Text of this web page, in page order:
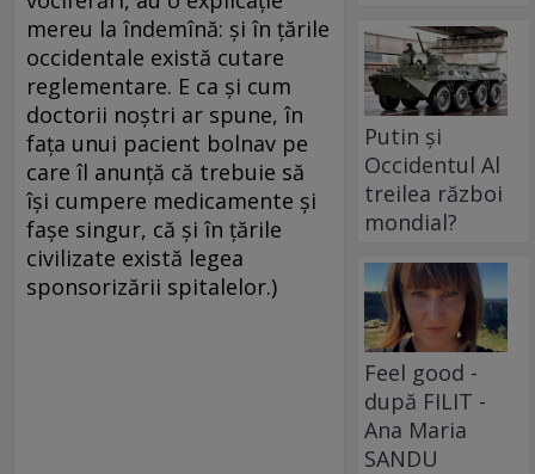
mereu la îndemînă: şi în ţările
occidentale există cutare
reglementare. E ca şi cum
doctorii noştri ar spune, în
faţa unui pacient bolnav pe
care îl anunţă că trebuie să
îşi cumpere medicamente şi
faşe singur, că şi în ţările
civilizate există legea
sponsorizării spitalelor.)
Putin și
Occidentul Al
treilea război
mondial?
Feel good -
după FILIT -
Ana Maria
SANDU